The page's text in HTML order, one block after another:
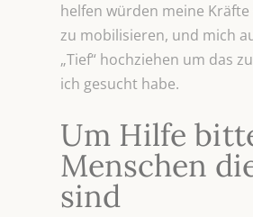
helfen würden meine
zu mobilisieren, und mich
„Tief“ hochziehen um das
ich gesucht habe.
Um Hilfe
Menschen
sind